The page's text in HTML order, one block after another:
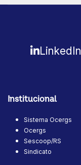
LinkedIn
Institucional
Sistema Ocergs
Ocergs
Sescoop/RS
Sindicato